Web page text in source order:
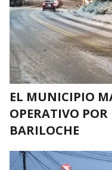
EL MUNICIPIO
OPERATIVO
BARILOCHE